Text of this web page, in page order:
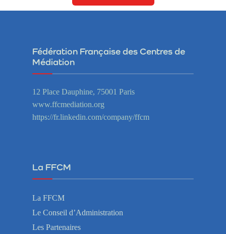
Fédération Française des Centres de
Médiation
12 Place Dauphine, 75001 Paris
www.ffcmediation.org
https://fr.linkedin.com/company/ffcm
La FFCM
La FFCM
Le Conseil d’Administration
Les Partenaires